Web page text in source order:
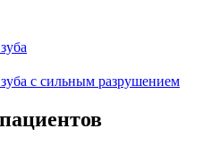
с сильным разрушением